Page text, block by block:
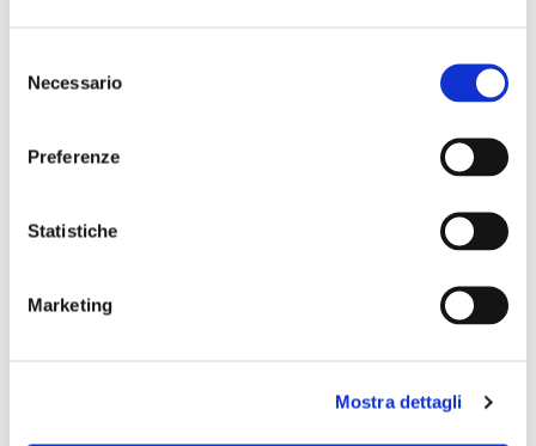
delNecessario
Preferenze
Statistiche
Marketing
Mostra dettagli
Leggiamo nei dati pubblicati
dall’Organizzazione Mondiale del
Commercio – conclude la Tubetti – che
storico risultato di quinta potenza mondiale
forza attrattiva della nostra Nazione, del
nostro Made in Italy e delle ottime politiche in
questi due anni di governo Meloni”.